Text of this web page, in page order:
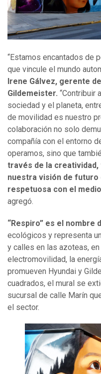
“Estamos encantados de
que vincule el mundo
Irene Gálvez, gerente
Gildemeister. “Contribuir
sociedad y el planeta,
de movilidad es nuestro
colaboración no solo
compañía con el entorno
operamos, sino que
través de la
nuestra visión de futuro
respetuosa con el
agregó.
“Respiro” es el nombre
ecológicos y representa
y calles en las azoteas,
electromovilidad, la
promueven Hyundai y
cuadrados, el mural se
sucursal de calle Marín
el sector.